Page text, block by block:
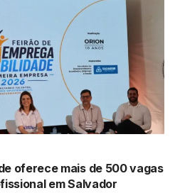
Luís Eduardo Magalhães
oferece mais de 500 vagas
em Salvador